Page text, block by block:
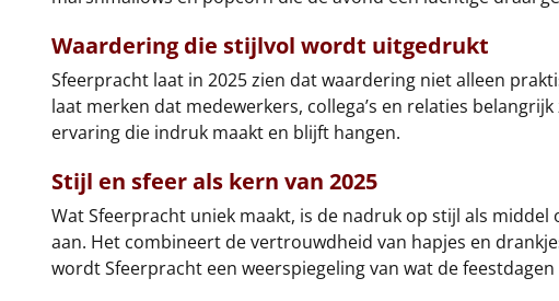
Waardering die stijlvol wordt uitgedrukt
Sfeerpracht laat in 2025 zien dat waardering niet alleen
laat merken dat medewerkers, collega’s en relaties
ervaring die indruk maakt en blijft hangen.
Stijl en sfeer als kern van 2025
Wat Sfeerpracht uniek maakt, is de nadruk op stijl als
aan. Het combineert de vertrouwdheid van hapjes en
wordt Sfeerpracht een weerspiegeling van wat de